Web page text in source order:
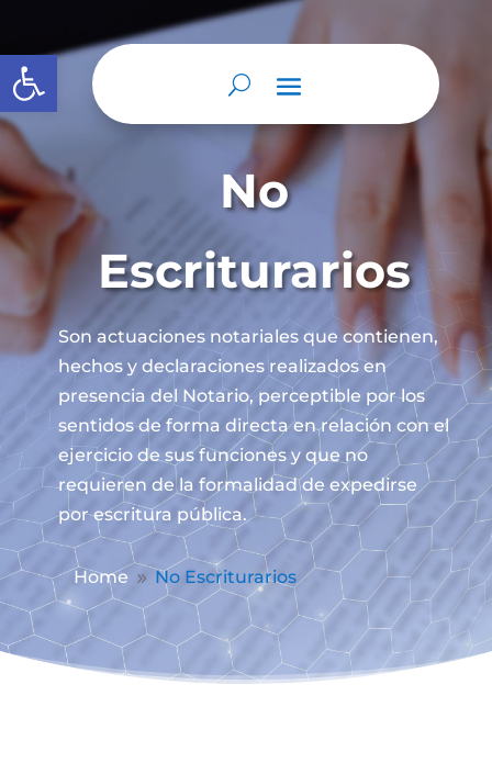
Abrir barra de herramientas
No
Escriturarios
Son actuaciones notariales que contienen,
hechos y declaraciones realizados en
presencia del Notario, perceptible por los
sentidos de forma directa en relación con el
ejercicio de sus funciones y que no
requieren de la formalidad de expedirse
por escritura pública.
Home 9 No Escriturarios